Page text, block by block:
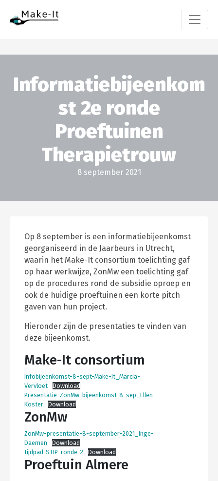
Informatiebijeenkom
st 2e ronde
Proeftuinen
Therapietrouw
8 september 2021
Op 8 september is een informatiebijeenkomst
georganiseerd in de Jaarbeurs in Utrecht,
waarin het Make-It consortium toelichting gaf
op haar werkwijze, ZonMw een toelichting gaf
op de procedures rond de subsidie oproep en
ook de huidige proeftuinen een korte pitch
gaven van hun project.
Hieronder zijn de presentaties te vinden van
deze bijeenkomst.
Make-It consortium
Infobijeenkomst-8-sept-Make-It_Marcia-
Vervloet
Download
Presentatie-ZonMw-bijeenkomst-8-sep_Ellen-
Koster
Download
ZonMw
ZonMw-presentatie-8-september-2021_Inge-
Daemen
Download
tijdpad-STIP-ronde-2
Download
Proeftuin Almere